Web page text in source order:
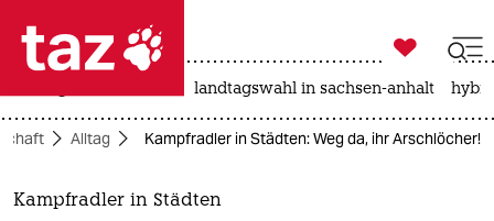
 taz zahl ich
taz zahl ich
themen

taz zahl ich
landtagswahl in sachsen-anhalt
Alltag Kampfradler in Städten: Weg da, ihr Arschlöcher!
Kampfradler in Städten